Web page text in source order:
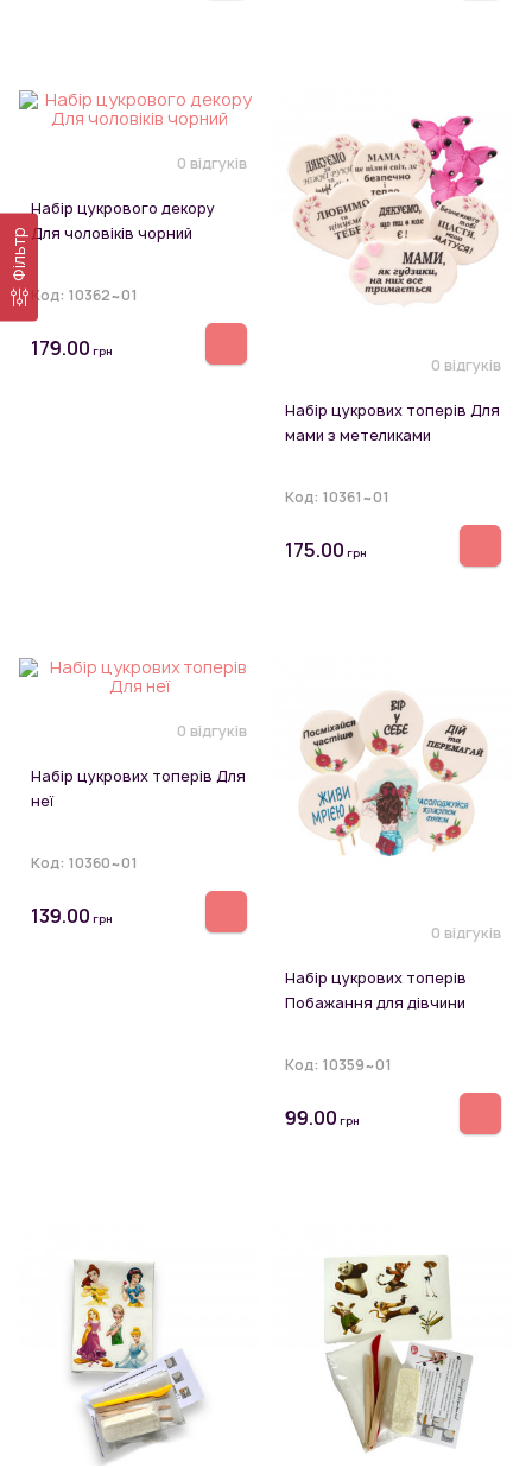
Фільтр
0 відгуків
Набір цукрового декору
Для чоловіків чорний
Код: 10362~01
179.00 грн
0 відгуків
Набір цукрових топерів Для
мами з метеликами
Код: 10361~01
175.00 грн
0 відгуків
Набір цукрових топерів Для
неї
Код: 10360~01
139.00 грн
0 відгуків
Набір цукрових топерів
Побажання для дівчини
Код: 10359~01
99.00 грн